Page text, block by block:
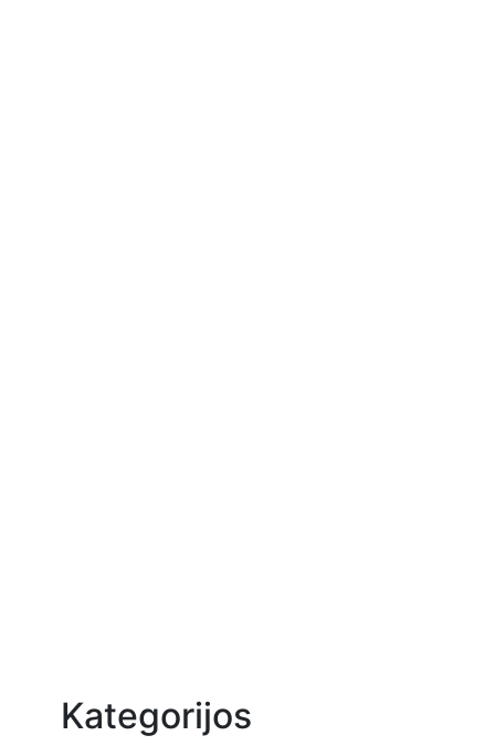
Kategorijos